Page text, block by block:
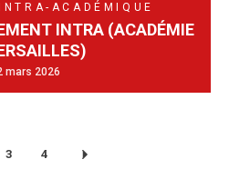
ACADÉMIQUE
INTRA (ACADÉMIE
mars 2026
3 4